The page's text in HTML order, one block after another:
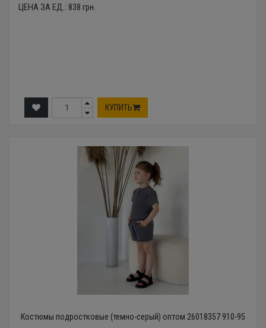
ЦЕНА ЗА ЕД.: 838 грн.
КУПИТЬ
Костюмы подростковые (темно-серый) оптом 26018357 910-95